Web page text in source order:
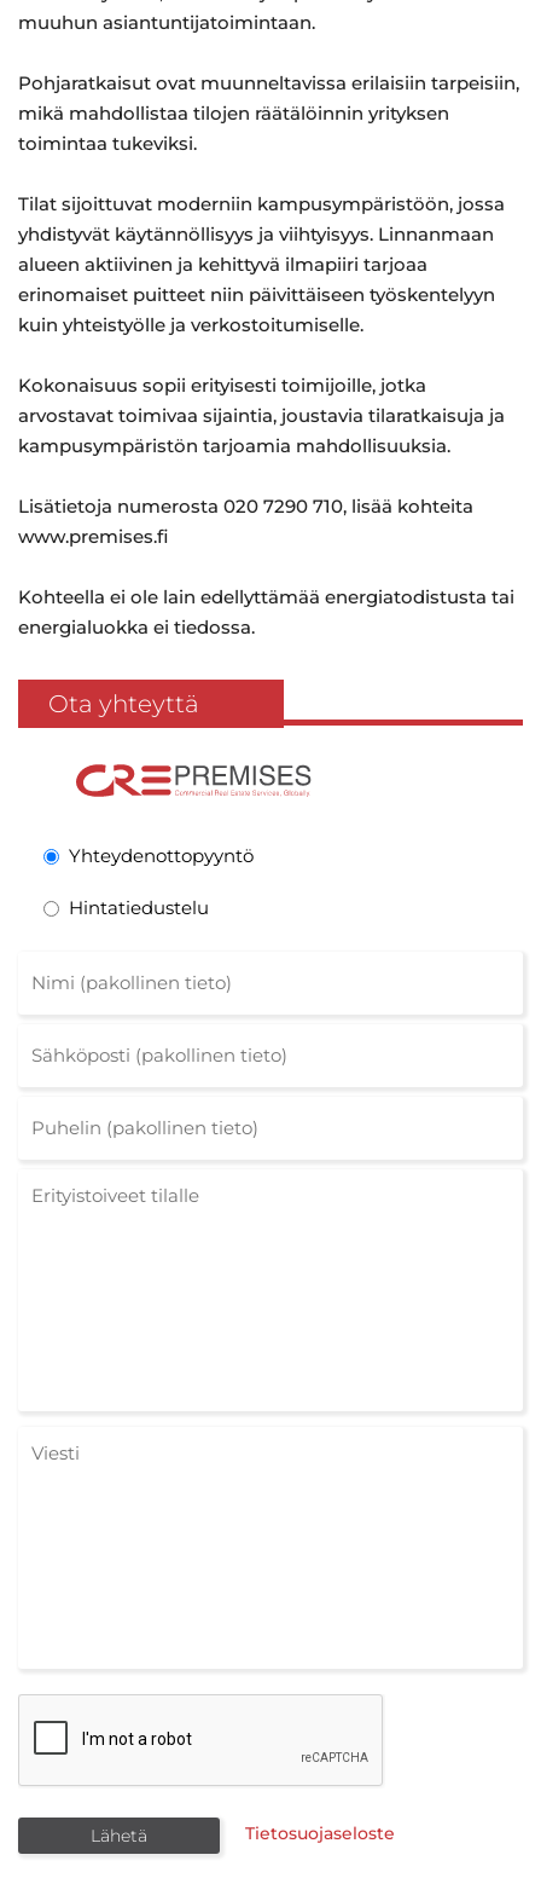
muuhun asiantuntijatoimintaan.
Pohjaratkaisut ovat muunneltavissa erilaisiin tarpeisiin,
mikä mahdollistaa tilojen räätälöinnin yrityksen
toimintaa tukeviksi.
Tilat sijoittuvat moderniin kampusympäristöön, jossa
yhdistyvät käytännöllisyys ja viihtyisyys. Linnanmaan
alueen aktiivinen ja kehittyvä ilmapiiri tarjoaa
erinomaiset puitteet niin päivittäiseen työskentelyyn
kuin yhteistyölle ja verkostoitumiselle.
Kokonaisuus sopii erityisesti toimijoille, jotka
arvostavat toimivaa sijaintia, joustavia tilaratkaisuja ja
kampusympäristön tarjoamia mahdollisuuksia.
Lisätietoja numerosta 020 7290 710, lisää kohteita
www.premises.fi
Kohteella ei ole lain edellyttämää energiatodistusta tai
energialuokka ei tiedossa.
Ota yhteyttä
Yhteydenottopyyntö
Hintatiedustelu
Tietosuojaseloste